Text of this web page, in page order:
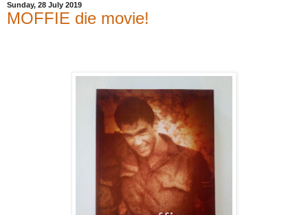
Sunday, 28 July 2019
MOFFIE die movie!